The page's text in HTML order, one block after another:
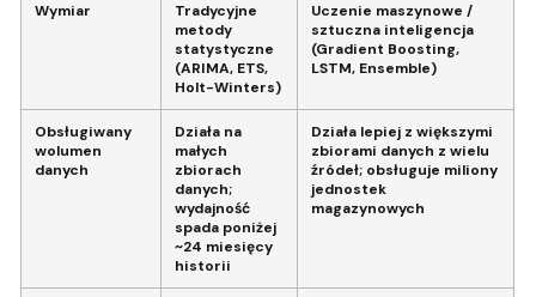
Wymiar
Tradycyjne
metody
statystyczne
(ARIMA, ETS,
Holt-Winters)
Uczenie maszynowe /
sztuczna inteligencja
(Gradient Boosting,
LSTM, Ensemble)
Obsługiwany
wolumen
danych
Działa na
małych
zbiorach
danych;
wydajność
spada poniżej
~24 miesięcy
historii
Działa lepiej z większymi
zbiorami danych z wielu
źródeł; obsługuje miliony
jednostek
magazynowych